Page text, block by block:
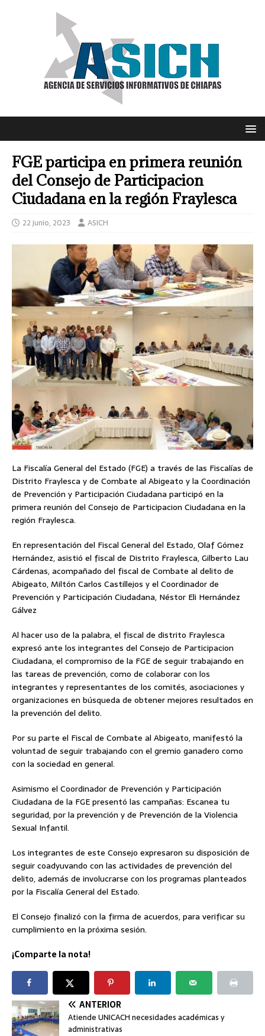
FGE participa en primera reunión
del Consejo de Participacion
Ciudadana en la región Fraylesca
22 junio, 2023 ASICH
La Fiscalía General del Estado (FGE) a través de las Fiscalías de
Distrito Fraylesca y de Combate al Abigeato y la Coordinación
de Prevención y Participación Ciudadana participó en la
primera reunión del Consejo de Participacion Ciudadana en la
región Fraylesca.
En representación del Fiscal General del Estado, Olaf Gómez
Hernández, asistió el fiscal de Distrito Fraylesca, Gilberto Lau
Cárdenas, acompañado del fiscal de Combate al delito de
Abigeato, Miltón Carlos Castillejos y el Coordinador de
Prevención y Participación Ciudadana, Néstor Eli Hernández
Gálvez
Al hacer uso de la palabra, el fiscal de distrito Fraylesca
expresó ante los integrantes del Consejo de Participacion
Ciudadana, el compromiso de la FGE de seguir trabajando en
las tareas de prevención, como de colaborar con los
integrantes y representantes de los comités, asociaciones y
organizaciones en búsqueda de obtener mejores resultados en
la prevención del delito.
Por su parte el Fiscal de Combate al Abigeato, manifestó la
voluntad de seguir trabajando con el gremio ganadero como
con la sociedad en general.
Asimismo el Coordinador de Prevención y Participación
Ciudadana de la FGE presentó las campañas: Escanea tu
seguridad, por la prevención y de Prevención de la Violencia
Sexual Infantil.
Los integrantes de este Consejo expresaron su disposición de
seguir coadyuvando con las actividades de prevención del
delito, además de involucrarse con los programas planteados
por la Fiscalía General del Estado.
El Consejo finalizó con la firma de acuerdos, para verificar su
cumplimiento en la próxima sesión.
¡Comparte la nota!
ANTERIOR
Atiende UNICACH necesidades académicas y
administrativas